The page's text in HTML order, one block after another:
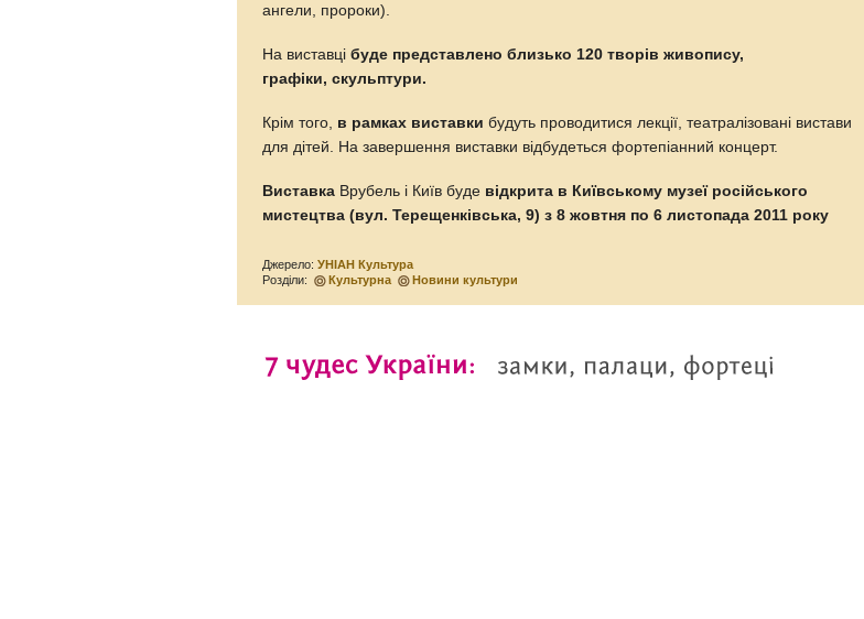
ангели, пророки).
На виставцібуде представлено близько 120 творів живопису,
графіки, скульптури.
Крім того, в рамках виставки будуть проводитися лекції, театралізовані вистави
для дітей. На завершення виставки відбудеться фортепіанний концерт.
Виставка Врубель і Київ буде відкрита в Київському музеї російського
мистецтва (вул. Терещенківська, 9) з 8 жовтня по 6 листопада 2011 року
Джерело:УНІАН Культура
Розділи:
Культурна Новини культури